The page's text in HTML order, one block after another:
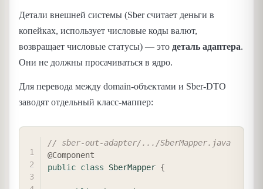
Детали внешней системы (Sber считает деньги в
копейках, использует числовые коды валют,
возвращает числовые статусы) — это деталь адаптера.
Они не должны просачиваться в ядро.
Для перевода между domain-объектами и Sber-DTO
заводят отдельный класс-маппер:
// sber-out-adapter/.../SberMapper.java
@Component
public class SberMapper {